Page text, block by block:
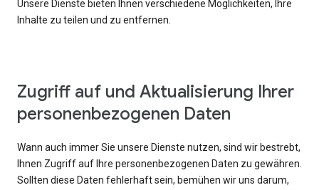
Unsere Dienste bieten Ihnen verschiedene Möglichkeiten, Ihre
Inhalte zu teilen und zu entfernen.
Zugriff auf und Aktualisierung Ihrer
personenbezogenen Daten
Wann auch immer Sie unsere Dienste nutzen, sind wir bestrebt,
Ihnen Zugriff auf Ihre personenbezogenen Daten zu gewähren.
Sollten diese Daten fehlerhaft sein, bemühen wir uns darum,